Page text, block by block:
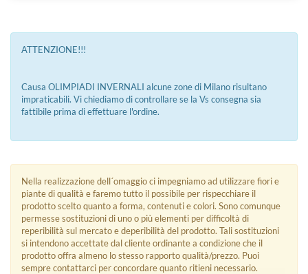
ATTENZIONE!!!
Causa OLIMPIADI INVERNALI alcune zone di Milano risultano
impraticabili. Vi chiediamo di controllare se la Vs consegna sia
fattibile prima di effettuare l'ordine.
Nella realizzazione dell´omaggio ci impegniamo ad utilizzare fiori e
piante di qualità e faremo tutto il possibile per rispecchiare il
prodotto scelto quanto a forma, contenuti e colori. Sono comunque
permesse sostituzioni di uno o più elementi per difficoltà di
reperibilità sul mercato e deperibilità del prodotto. Tali sostituzioni
si intendono accettate dal cliente ordinante a condizione che il
prodotto offra almeno lo stesso rapporto qualità/prezzo. Puoi
sempre contattarci per concordare quanto ritieni necessario.